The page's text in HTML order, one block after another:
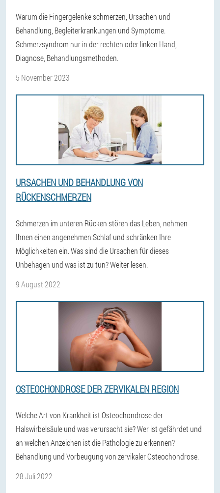
Warum die Fingergelenke schmerzen, Ursachen und
Behandlung, Begleiterkrankungen und Symptome.
Schmerzsyndrom nur in der rechten oder linken Hand,
Diagnose, Behandlungsmethoden.
5 November 2023
URSACHEN UND BEHANDLUNG VON
RÜCKENSCHMERZEN
Schmerzen im unteren Rücken stören das Leben, nehmen
Ihnen einen angenehmen Schlaf und schränken Ihre
Möglichkeiten ein. Was sind die Ursachen für dieses
Unbehagen und was ist zu tun? Weiter lesen.
9 August 2022
OSTEOCHONDROSE DER ZERVIKALEN REGION
Welche Art von Krankheit ist Osteochondrose der
Halswirbelsäule und was verursacht sie? Wer ist gefährdet und
an welchen Anzeichen ist die Pathologie zu erkennen?
Behandlung und Vorbeugung von zervikaler Osteochondrose.
28 Juli 2022